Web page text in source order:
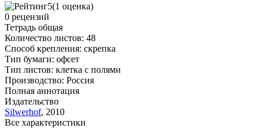
5(1 оценка)
0 рецензий
Тетрадь общая
Количество листов: 48
Способ крепления: скрепка
Тип бумаги: офсет
Тип листов: клетка с полями
Производство: Россия
Полная аннотация
Издательство
Silwerhof, 2010
Все характеристики